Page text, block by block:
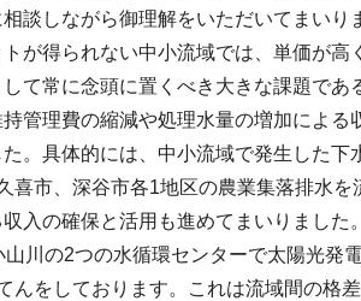
談しながら御理解をいただいてまいり
が得られない中小流域では、単価が
て常に念頭に置くべき大きな課題であ
管理費の縮減や処理水量の増加によ
。具体的には、中小流域で発生した
喜市、深谷市各1地区の農業集落排水を
入の確保と活用も進めてまいりました。
川の2つの水循環センターで太陽光発
んをしております。これは流域間の格